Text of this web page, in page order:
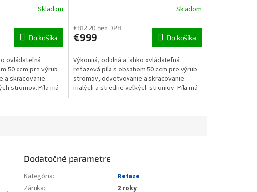
Skladom
Do košíka
ovládateľná
50 ccm pre výrub
a skracovanie
stromov. Píla má
Skladom
€812,20 bez DPH
€999 Do košíka
Výkonná, odolná a ľahko ovládateľná
reťazová píla s obsahom 50 ccm pre výrub
stromov, odvetvovanie a skracovanie
malých a stredne veľkých stromov. Píla má
Dodatočné parametre
Kategória:
Reťaze
Záruka:
2 roky